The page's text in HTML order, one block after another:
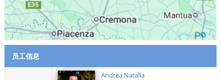
员工信息
Andrea Natalia